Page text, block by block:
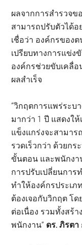
ผลจากการสำรวจข
สามารถปรับตัวได้อ
เชื่อว่า องค์กรของ
เปรียบทางการแข่
องค์กรช่วยขับเคลื่อ
ผลสำเร็จ
“วิกฤตการแพร่ระบ
มากว่า 1 ปี แสดงใ
แข็งแกร่งจะสามาร
รวดเร็วกว่า ด้วยก
ขั้นตอน และพนักง
การปรับเปลี่ยนกา
ทำให้องค์กรประเภ
ต้องเจอกับวิกฤต โด
ต่อเนื่อง รวมทั้งสร้
พนักงาน” ดร. ภิรตา